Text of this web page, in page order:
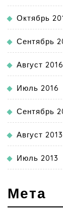
Октябрь
Сентябрь
Август 2016
Июль 2016
Сентябрь
Август 2013
Июль 2013
Мета